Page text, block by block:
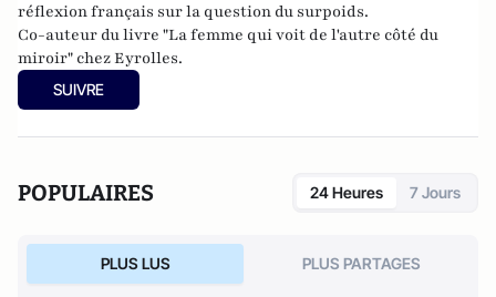
réflexion français sur la question du surpoids.
Co-auteur du livre "La femme qui voit de l'autre côté du
miroir" chez Eyrolles.
SUIVRE
POPULAIRES 24 Heures 7 Jours
PLUS LUS PLUS PARTAGES